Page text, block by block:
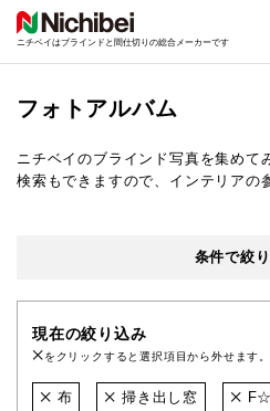
ニチベイはブラインドと間仕切りの総合メーカーです
フォトアルバム
ニチベイのブラインド写真を集めて
検索もできますので、インテリアの
条件で絞
現在の絞り込み
をクリックすると選択項目から外せます。
布 掃き出し窓